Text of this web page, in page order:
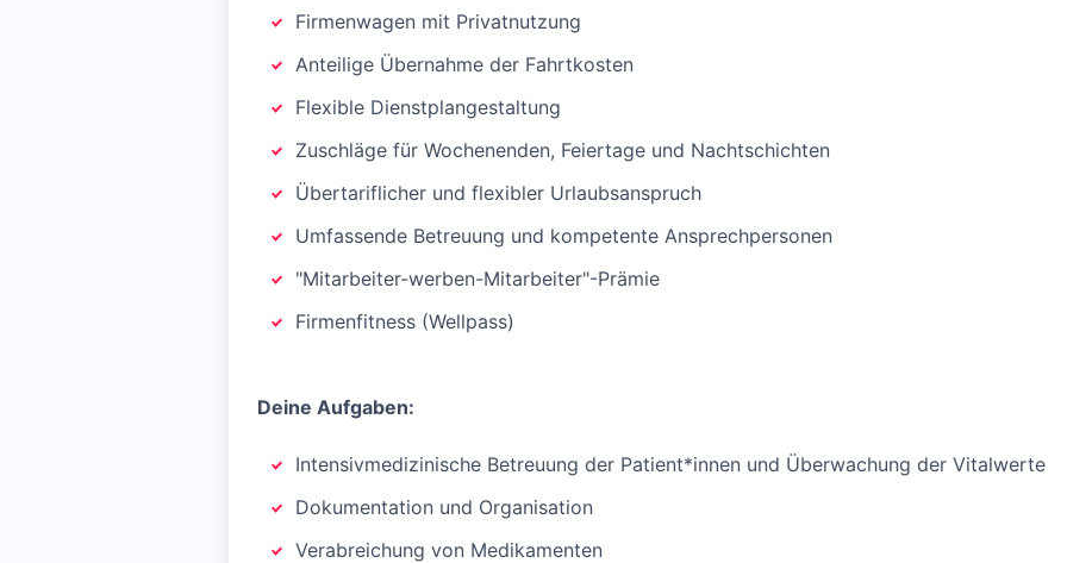
Firmenwagen mit Privatnutzung
Anteilige Übernahme der Fahrtkosten
Flexible Dienstplangestaltung
Zuschläge für Wochenenden, Feiertage und Nachtschichten
Übertariflicher und flexibler Urlaubsanspruch
Umfassende Betreuung und kompetente Ansprechpersonen
"Mitarbeiter-werben-Mitarbeiter"-Prämie
Firmenfitness (Wellpass)
Deine Aufgaben:
Intensivmedizinische Betreuung der Patient*innen und Überwachung der Vitalwerte
Dokumentation und Organisation
Verabreichung von Medikamenten